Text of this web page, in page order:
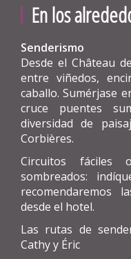
En los
Senderismo
Desde el Château
entre viñedos,
caballo. Sumérjase
cruce puentes
diversidad de
Corbières.
Circuitos fáciles
sombreados:
recomendaremos
desde el hotel.
Las rutas de
Cathy y Éric